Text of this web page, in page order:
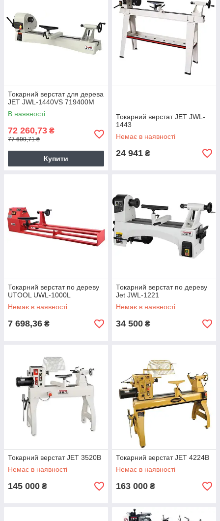
Токарний верстат для дерева
JET JWL-1440VS 719400М
В наявності
72 260,73 ₴
77 699,71 ₴
Купити
Токарний верстат JET JWL-
1443
Немає в наявності
24 941 ₴
Токарний верстат по дереву
UTOOL UWL-1000L
Немає в наявності
7 698,36 ₴
Токарний верстат по дереву
Jet JWL-1221
Немає в наявності
34 500 ₴
Токарний верстат JET 3520B
Немає в наявності
145 000 ₴
Токарний верстат JET 4224B
Немає в наявності
163 000 ₴